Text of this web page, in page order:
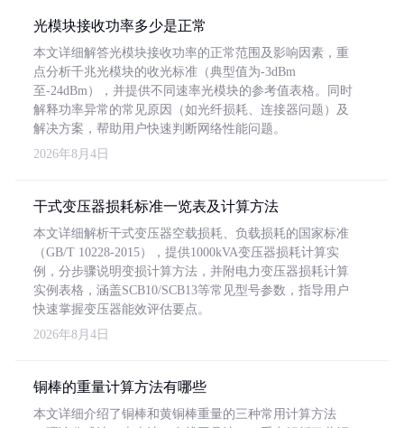
光模块接收功率多少是正常
本文详细解答光模块接收功率的正常范围及影响因素，重
点分析千兆光模块的收光标准（典型值为-3dBm
至-24dBm），并提供不同速率光模块的参考值表格。同时
解释功率异常的常见原因（如光纤损耗、连接器问题）及
解决方案，帮助用户快速判断网络性能问题。
2026年8月4日
干式变压器损耗标准一览表及计算方法
本文详细解析干式变压器空载损耗、负载损耗的国家标准
（GB/T 10228-2015），提供1000kVA变压器损耗计算实
例，分步骤说明变损计算方法，并附电力变压器损耗计算
实例表格，涵盖SCB10/SCB13等常见型号参数，指导用户
快速掌握变压器能效评估要点。
2026年8月4日
铜棒的重量计算方法有哪些
本文详细介绍了铜棒和黄铜棒重量的三种常用计算方法